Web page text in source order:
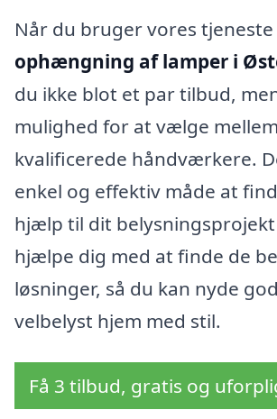
Når du bruger vores
ophængning af lamper i
du ikke blot et par tilbud,
mulighed for at vælge mellem
kvalificerede håndværkere.
enkel og effektiv måde at
hjælp til dit belysningsprojekt
hjælpe dig med at finde de
løsninger, så du kan nyde
velbelyst hjem med stil.
Få 3 tilbud, gratis og